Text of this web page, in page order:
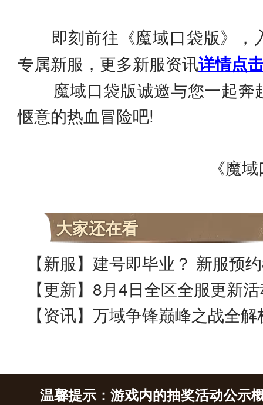
即刻前往《魔域口袋版》，
专属新服，更多新服资讯详情点
魔域口袋版诚邀与您一起奔
惬意的热血冒险吧!
《魔域
大家还在看
【更新】8月4日全区全服更新
【资讯】万域争锋巅峰之战全
温馨提示：游戏内的抽奖活动公示